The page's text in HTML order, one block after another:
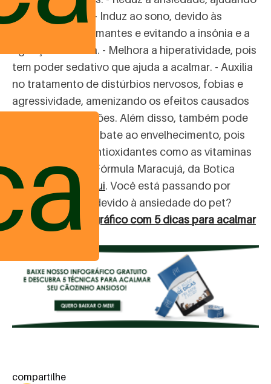
no relaxamento. - Induz ao sono, devido às
propriedades calmantes e evitando a insônia e a
agitação noturna. - Melhora a hiperatividade, pois
tem poder sedativo que ajuda a acalmar. - Auxilia
no tratamento de distúrbios nervosos, fobias e
agressividade, amenizando os efeitos causados
por essas alterações. Além disso, também pode
ser usado no combate ao envelhecimento, pois
está repleto de antioxidantes como as vitaminas
A e C. Compre a Fórmula Maracujá, da Botica
Pets,clicando aqui. Você está passando por
algum problema devido à ansiedade do pet?
Baixe nosso
infográfico com 5 dicas para acalmar
compartilhe